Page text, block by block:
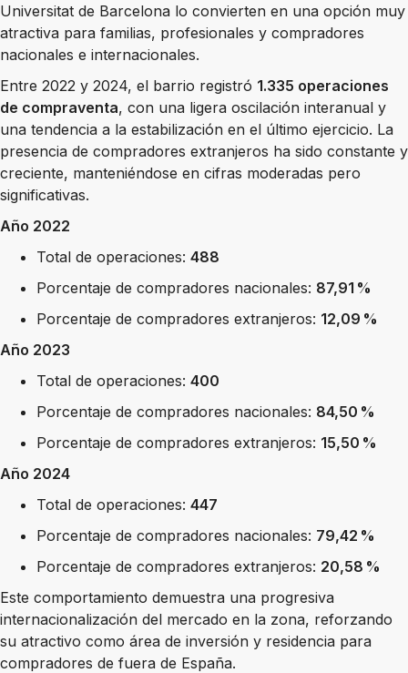
Universitat de Barcelona lo convierten en una opción muy
atractiva para familias, profesionales y compradores
nacionales e internacionales.
Entre 2022 y 2024, el barrio registró 1.335 operaciones
de compraventa, con una ligera oscilación interanual y
una tendencia a la estabilización en el último ejercicio. La
presencia de compradores extranjeros ha sido constante y
creciente, manteniéndose en cifras moderadas pero
significativas.
Año 2022
Total de operaciones: 488
Porcentaje de compradores nacionales: 87,91 %
Porcentaje de compradores extranjeros: 12,09 %
Año 2023
Total de operaciones: 400
Porcentaje de compradores nacionales: 84,50 %
Porcentaje de compradores extranjeros: 15,50 %
Año 2024
Total de operaciones: 447
Porcentaje de compradores nacionales: 79,42 %
Porcentaje de compradores extranjeros: 20,58 %
Este comportamiento demuestra una progresiva
internacionalización del mercado en la zona, reforzando
su atractivo como área de inversión y residencia para
compradores de fuera de España.